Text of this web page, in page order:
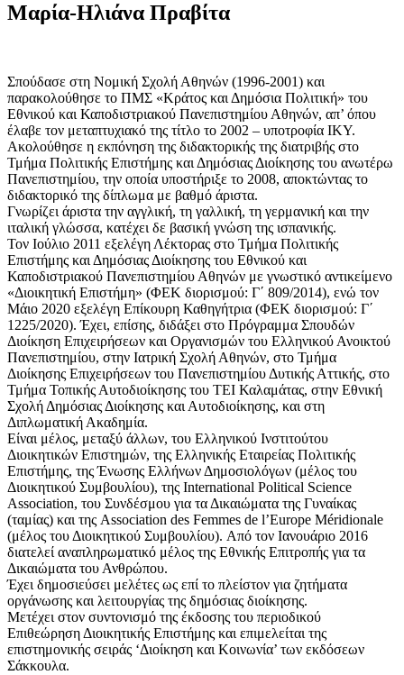
Μαρία-Ηλιάνα Πραβίτα
Σπούδασε στη Νομική Σχολή Αθηνών (1996-2001) και
παρακολούθησε το ΠΜΣ «Κράτος και Δημόσια Πολιτική» του
Εθνικού και Καποδιστριακού Πανεπιστημίου Αθηνών, απ’ όπου
έλαβε τον μεταπτυχιακό της τίτλο το 2002 – υποτροφία ΙΚΥ.
Ακολούθησε η εκπόνηση της διδακτορικής της διατριβής στο
Τμήμα Πολιτικής Επιστήμης και Δημόσιας Διοίκησης του ανωτέρω
Πανεπιστημίου, την οποία υποστήριξε το 2008, αποκτώντας το
διδακτορικό της δίπλωμα με βαθμό άριστα.
Γνωρίζει άριστα την αγγλική, τη γαλλική, τη γερμανική και την
ιταλική γλώσσα, κατέχει δε βασική γνώση της ισπανικής.
Τον Ιούλιο 2011 εξελέγη Λέκτορας στο Τμήμα Πολιτικής
Επιστήμης και Δημόσιας Διοίκησης του Εθνικού και
Καποδιστριακού Πανεπιστημίου Αθηνών με γνωστικό αντικείμενο
«Διοικητική Επιστήμη» (ΦΕΚ διορισμού: Γ΄ 809/2014), ενώ τον
Μάιο 2020 εξελέγη Επίκουρη Καθηγήτρια (ΦΕΚ διορισμού: Γ΄
1225/2020). Έχει, επίσης, διδάξει στο Πρόγραμμα Σπουδών
Διοίκηση Επιχειρήσεων και Οργανισμών του Ελληνικού Ανοικτού
Πανεπιστημίου, στην Ιατρική Σχολή Αθηνών, στο Τμήμα
Διοίκησης Επιχειρήσεων του Πανεπιστημίου Δυτικής Αττικής, στο
Τμήμα Τοπικής Αυτοδιοίκησης του ΤΕΙ Καλαμάτας, στην Εθνική
Σχολή Δημόσιας Διοίκησης και Αυτοδιοίκησης, και στη
Διπλωματική Ακαδημία.
Είναι μέλος, μεταξύ άλλων, του Ελληνικού Ινστιτούτου
Διοικητικών Επιστημών, της Ελληνικής Εταιρείας Πολιτικής
Επιστήμης, της Ένωσης Ελλήνων Δημοσιολόγων (μέλος του
Διοικητικού Συμβουλίου), της International Political Science
Association, του Συνδέσμου για τα Δικαιώματα της Γυναίκας
(ταμίας) και της Association des Femmes de l’Europe Méridionale
(μέλος του Διοικητικού Συμβουλίου). Από τον Ιανουάριο 2016
διατελεί αναπληρωματικό μέλος της Εθνικής Επιτροπής για τα
Δικαιώματα του Ανθρώπου.
Έχει δημοσιεύσει μελέτες ως επί το πλείστον για ζητήματα
οργάνωσης και λειτουργίας της δημόσιας διοίκησης.
Μετέχει στον συντονισμό της έκδοσης του περιοδικού
Επιθεώρηση Διοικητικής Επιστήμης και επιμελείται της
επιστημονικής σειράς ‘Διοίκηση και Κοινωνία’ των εκδόσεων
Σάκκουλα.